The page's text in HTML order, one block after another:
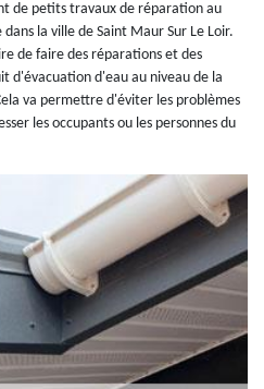
de petits travaux de réparation au
la ville de Saint Maur Sur Le Loir.
de faire des réparations et des
d'évacuation d'eau au niveau de la
va permettre d'éviter les problèmes
les occupants ou les personnes du